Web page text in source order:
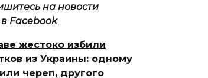
на новости
Facebook
жестоко избили
из Украины: одному
череп, другого